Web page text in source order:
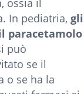
In pediatria, gli
paracetamolo
può
se il
o se ha la